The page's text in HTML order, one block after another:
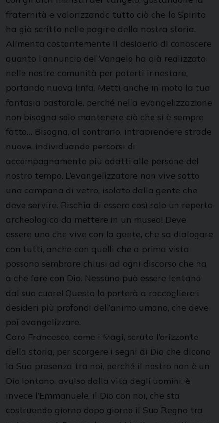
fraternità e valorizzando tutto ciò che lo Spirito
ha già scritto nelle pagine della nostra storia.
Alimenta costantemente il desiderio di conoscere
quanto l’annuncio del Vangelo ha già realizzato
nelle nostre comunità per poterti innestare,
portando nuova linfa. Metti anche in moto la tua
fantasia pastorale, perché nella evangelizzazione
non bisogna solo mantenere ciò che si è sempre
fatto… Bisogna, al contrario, intraprendere strade
nuove, individuando percorsi di
accompagnamento più adatti alle persone del
nostro tempo. L’evangelizzatore non vive sotto
una campana di vetro, isolato dalla gente che
deve servire. Rischia di essere così solo un reperto
archeologico da mettere in un museo! Deve
essere uno che vive con la gente, che sa dialogare
con tutti, anche con quelli che a prima vista
possono sembrare chiusi ad ogni discorso che ha
a che fare con Dio. Nessuno può essere lontano
dal suo cuore! Questo lo porterà a raccogliere i
desideri più profondi dell’animo umano, che deve
poi evangelizzare.
Caro Francesco, come i Magi, scruta l’orizzonte
della storia, per scorgere i segni di Dio che dicono
la Sua presenza tra noi, perché il nostro non è un
Dio lontano, avulso dalla vita degli uomini, è
invece l’Emmanuele, il Dio con noi, che sta
costruendo giorno dopo giorno il Suo Regno tra